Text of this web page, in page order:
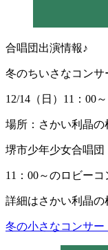
合唱団出演情報♪
冬のちいさなコンサ
12/14（日）11：00
場所：さかい利晶の
堺市少年少女合唱団
11：00～のロビー
詳細はさかい利晶の
冬の小さなコンサー